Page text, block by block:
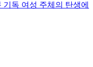
기독 여성 주체의 탄생에